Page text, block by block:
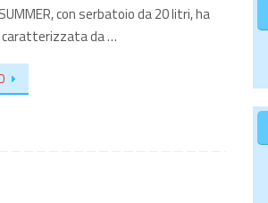
con serbatoio da 20 litri, ha
da …